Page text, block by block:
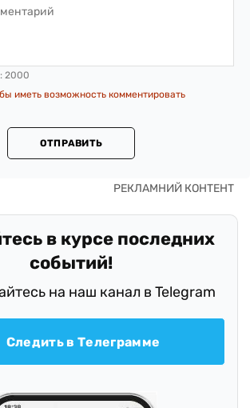
2000
иметь возможность комментировать
ОТПРАВИТЬ
в курсе последних
событий!
на наш канал в Telegram
Следить в Телеграмме